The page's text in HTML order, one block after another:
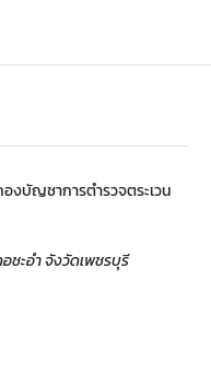
บัญชาการตำรวจตระเวน
ชะอำ จังวัดเพชรบุรี